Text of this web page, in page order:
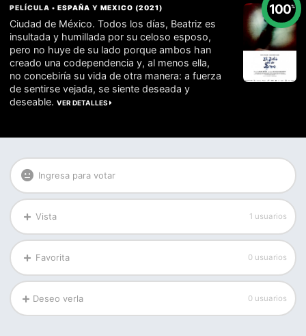
100%
PELÍCULA •ESPAÑA YMEXICO (2021)
Ciudad de México. Todos los días, Beatriz es
insultada y humillada por su celoso esposo,
pero no huye de su lado porque ambos han
creado una codependencia y, al menos ella,
no concebiría su vida de otra manera: a fuerza
de sentirse vejada, se siente deseada y
deseable.VER DETALLES
Ingresa para votar
Vista 1 usuarios
Favorita 0 usuarios
Deseo verla 0 usuarios